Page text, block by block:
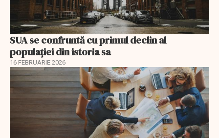
SUA se confruntă cu primul declin al
populației din istoria sa
16 FEBRUARIE 2026